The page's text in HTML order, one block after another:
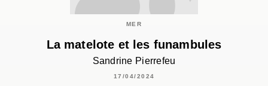
MER
La matelote et les funambules
Sandrine Pierrefeu
17/04/2024